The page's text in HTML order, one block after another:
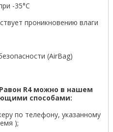
-35°С
проникновению влаги
(AirBag)
R4 можно в нашем
способами:
по телефону, указанному
);